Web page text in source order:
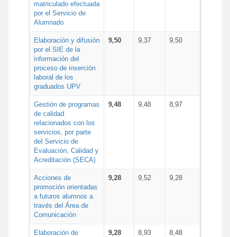
matriculado efectuada
por el Servicio de
Alumnado
Elaboración y difusión
por el SIE de la
información del
proceso de inserción
laboral de los
graduados UPV
9,50 9,37 9,50
Gestión de programas
de calidad
relacionados con los
servicios, por parte
del Servicio de
Evaluación, Calidad y
Acreditación (SECA)
9,48 9,48 8,97
Acciones de
promoción orientadas
a futuros alumnos a
través del Área de
Comunicación
9,28 9,52 9,28
Elaboración de
9,28 8,93 8,48